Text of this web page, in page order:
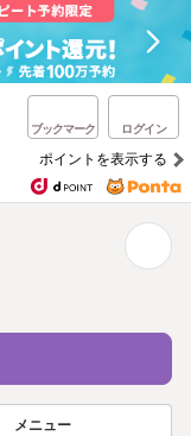
ブックマーク ログイン
ポイントを表示する
メニュー